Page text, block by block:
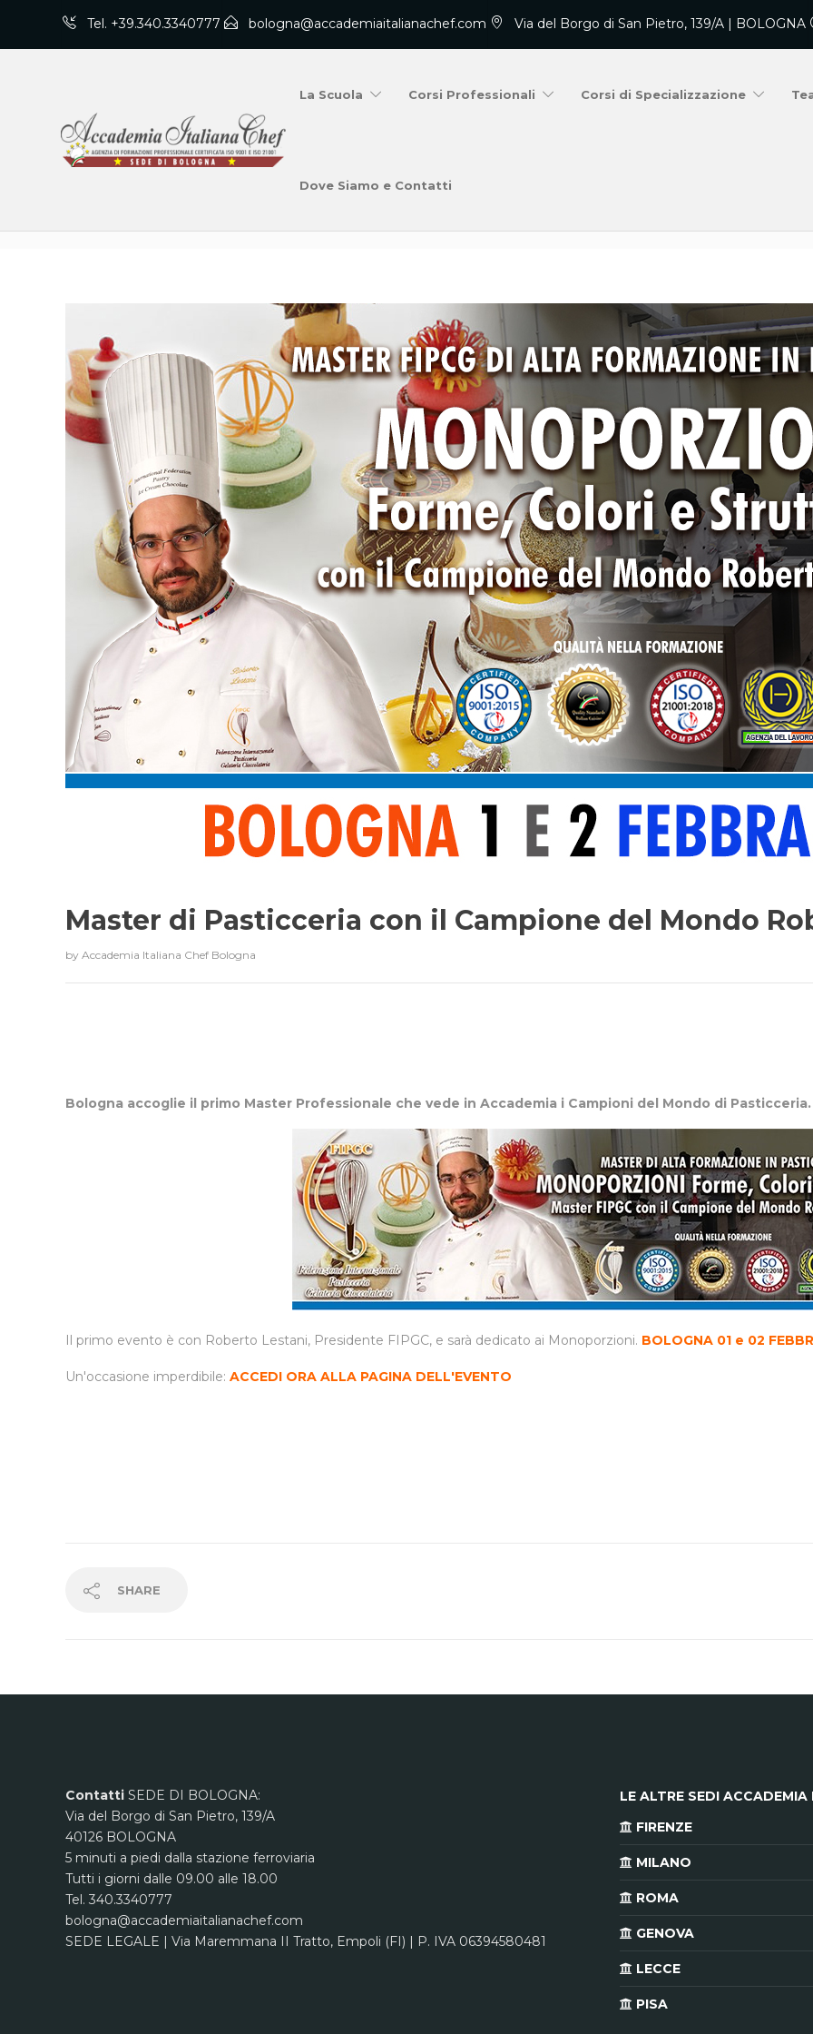
Tel. +39.340.3340777 bologna@accademiaitalianachef.com Via del Borgo di San Pietro, 139/A | BOLOGNA
La Scuola Corsi Professionali Corsi di Specializzazione
Dove Siamo e Contatti
Master di Pasticceria con il Campione del Mondo
by Accademia Italiana Chef Bologna
Bologna accoglie il primo Master Professionale che vede in Accademia i Campioni del Mondo di
Il primo evento è con Roberto Lestani, Presidente FIPGC, e sarà dedicato ai Monoporzioni. BOLOGNA 01 e 02
Un'occasione imperdibile: ACCEDI ORA ALLA PAGINA DELL'EVENTO
SHARE
Contatti SEDE DI BOLOGNA:
Via del Borgo di San Pietro, 139/A
40126 BOLOGNA
5 minuti a piedi dalla stazione ferroviaria
Tutti i giorni dalle 09.00 alle 18.00
Tel. 340.3340777
bologna@accademiaitalianachef.com
SEDE LEGALE | Via Maremmana II Tratto, Empoli (FI) | P. IVA 06394580481
LE ALTRE SEDI
FIRENZE
MILANO
ROMA
GENOVA
LECCE
PISA